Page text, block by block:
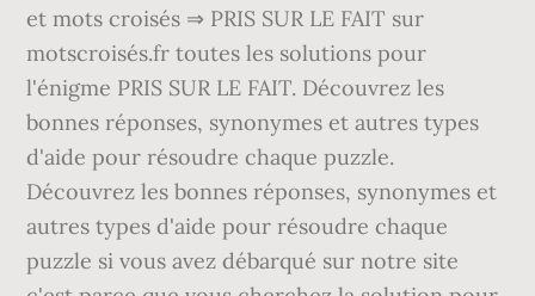
et mots croisés ⇒ PRIS SUR LE FAIT sur
motscroisés.fr toutes les solutions pour
l'énigme PRIS SUR LE FAIT. Découvrez les
bonnes réponses, synonymes et autres types
d'aide pour résoudre chaque puzzle.
Découvrez les bonnes réponses, synonymes et
autres types d'aide pour résoudre chaque
puzzle si vous avez débarqué sur notre site